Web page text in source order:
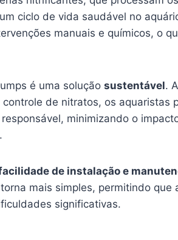
ciclo de vida saudável no
manuais e químicos, o
é uma solução sustentável.
de nitratos, os aquaristas
minimizando o
de instalação e
mais simples, permitindo que
significativas.